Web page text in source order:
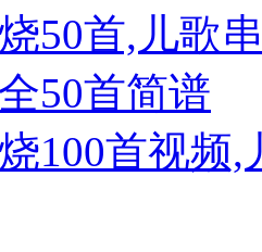
50首,儿歌
50首简谱
100首视频